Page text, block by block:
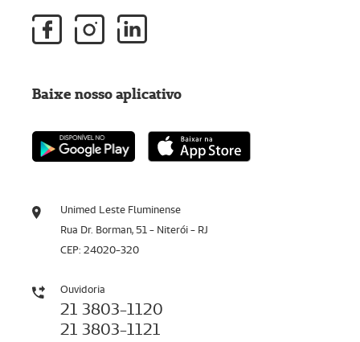
Unimed Leste Fluminense
Rua Dr. Borman, 51 - Niterói - RJ
CEP: 24020-320
Ouvidoria
21 3803-1120
21 3803-1121
Baixe nosso aplicativo